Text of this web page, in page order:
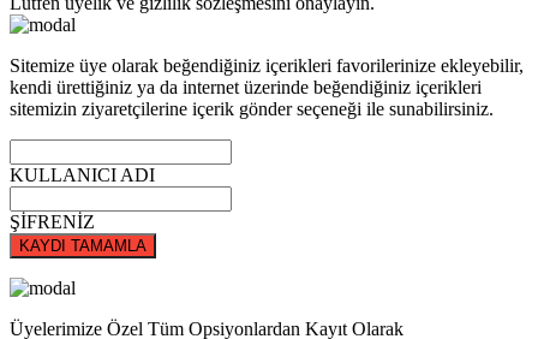
Sitemize üye olarak beğendiğiniz içerikleri favorilerinize ekleyebilir,
kendi ürettiğiniz ya da internet üzerinde beğendiğiniz içerikleri
sitemizin ziyaretçilerine içerik gönder seçeneği ile sunabilirsiniz.
KULLANICI ADI
ŞİFRENİZ
KAYDI TAMAMLA
Üyelerimize Özel Tüm Opsiyonlardan Kayıt Olarak